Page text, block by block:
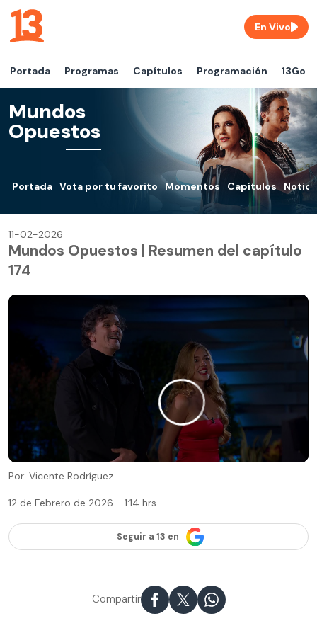
Portada Programas Capítulos Programación 13Go
En Vivo
Mundos
Opuestos
Portada Vota por tu favorito Momentos Capítulos
11-02-2026
Mundos Opuestos | Resumen del capítulo
174
Por: Vicente Rodríguez
12 de Febrero de 2026 - 1:14 hrs.
Seguir a 13 en
Compartir